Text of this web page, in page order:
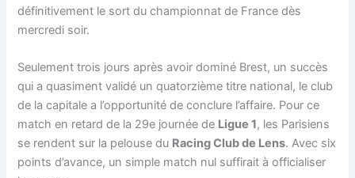
définitivement le sort du championnat de France dès
mercredi soir.
Seulement trois jours après avoir dominé Brest, un succès
qui a quasiment validé un quatorzième titre national, le club
de la capitale a l’opportunité de conclure l’affaire. Pour ce
match en retard de la 29e journée de Ligue 1, les Parisiens
se rendent sur la pelouse du Racing Club de Lens. Avec six
points d’avance, un simple match nul suffirait à officialiser